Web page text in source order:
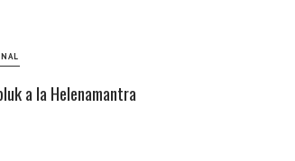
a la Helenamantra